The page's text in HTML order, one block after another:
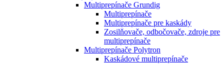
Multiprepínače Grundig
Multiprepínače
Multiprepínače pre kaskády
Zosilňovače, odbočovače, zdroje pre
multiprepínače
Multiprepínače Polytron
Kaskádové multiprepínače